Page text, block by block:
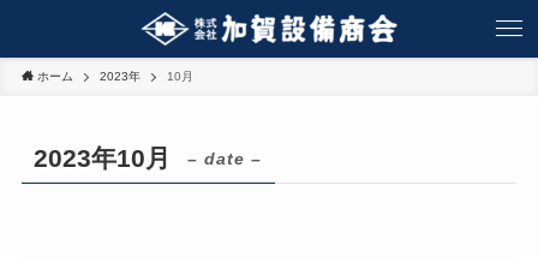
ホーム 2023年 10月
2023年10月 – date –